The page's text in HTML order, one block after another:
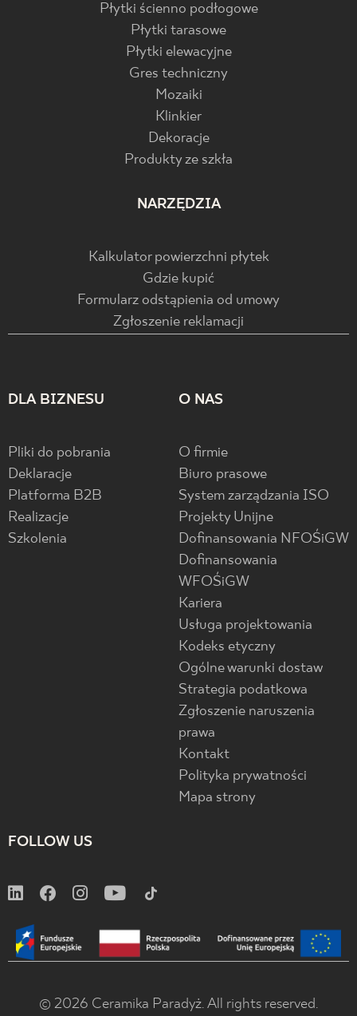
Płytki ścienno podłogowe
Płytki tarasowe
Płytki elewacyjne
Gres techniczny
Mozaiki
Klinkier
Dekoracje
Produkty ze szkła
NARZĘDZIA
Kalkulator powierzchni płytek
Gdzie kupić
Formularz odstąpienia od umowy
Zgłoszenie reklamacji
DLA BIZNESU
Pliki do pobrania
Deklaracje
Platforma B2B
Realizacje
Szkolenia
O NAS
O firmie
Biuro prasowe
System zarządzania ISO
Projekty Unijne
Dofinansowania NFOŚiGW
Dofinansowania
WFOŚiGW
Kariera
Usługa projektowania
Kodeks etyczny
Ogólne warunki dostaw
Strategia podatkowa
Zgłoszenie naruszenia
prawa
Kontakt
Polityka prywatności
Mapa strony
FOLLOW US
© 2026 Ceramika Paradyż. All rights reserved.